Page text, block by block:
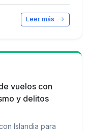
Leer más
vuelos con
y delitos
Islandia para